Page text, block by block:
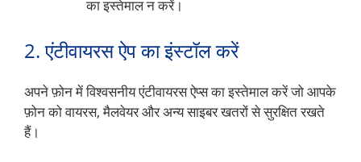
का इस्तेमाल न करें।
2. एंटीवायरस ऐप का इंस्टॉल करें
अपने फ़ोन में विश्वसनीय एंटीवायरस ऐप्स का इस्तेमाल करें जो आपके
फ़ोन को वायरस, मैलवेयर और अन्य साइबर खतरों से सुरक्षित रखते
हैं।